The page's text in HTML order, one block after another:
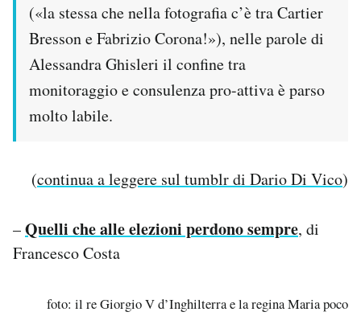
(«la stessa che nella fotografia c’è tra Cartier
Bresson e Fabrizio Corona!»), nelle parole di
Alessandra Ghisleri il confine tra
monitoraggio e consulenza pro-attiva è parso
molto labile.
(continua a leggere sul tumblr di Dario Di Vico)
–Quelli che alle elezioni perdono sempre, di
Francesco Costa
foto: il re Giorgio V d’Inghilterra e la regina Maria poco